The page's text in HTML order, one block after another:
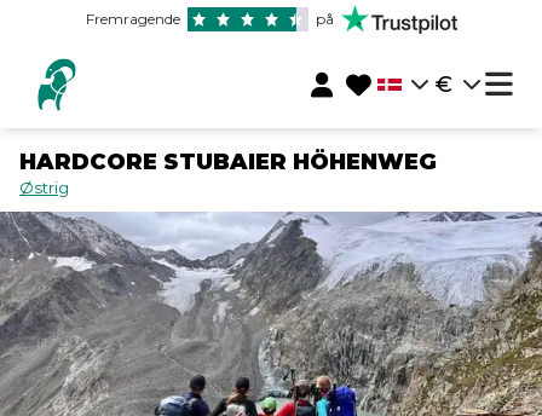
Fremragende på
€
HARDCORE STUBAIER HÖHENWEG
Østrig